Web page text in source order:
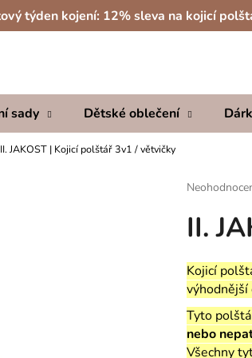
týden kojení: 12% sleva na kojicí
sady Dětské oblečení
II. JAKOST | Kojicí polštář 3v1 / větvičky
Průměrné
produktu
je
z
5
hvězdiček.
II.
Kojicí
výhodnější
Tyto
nebo
Všechny
Co potřebujete najít?